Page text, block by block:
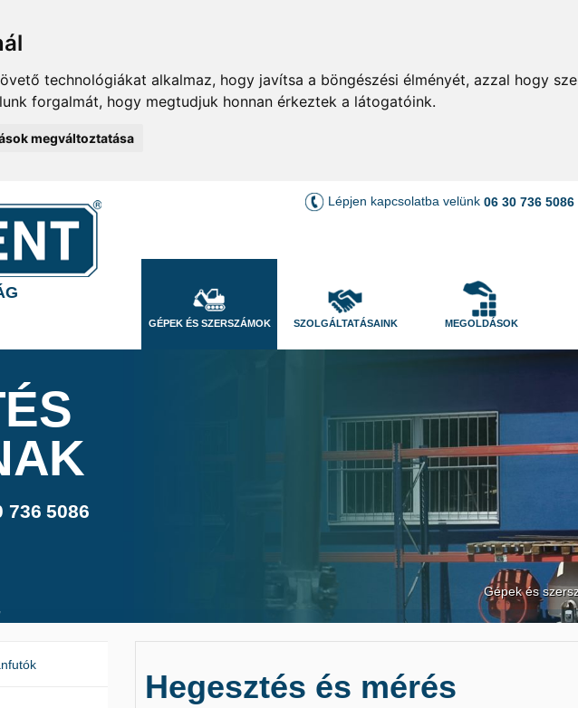
technológiákat alkalmaz, hogy javítsa a böngészési élményét, azzal hogy
forgalmát, hogy megtudjuk honnan érkeztek a látogatóink.
megváltoztatása
Lépjen kapcsolatba velünk 06 30 736 5086
GÉPEK ÉS SZERSZÁMOK SZOLGÁLTATÁSAINK MEGOLDÁSOK
736 5086
Gépek és
Hegesztés és mérés